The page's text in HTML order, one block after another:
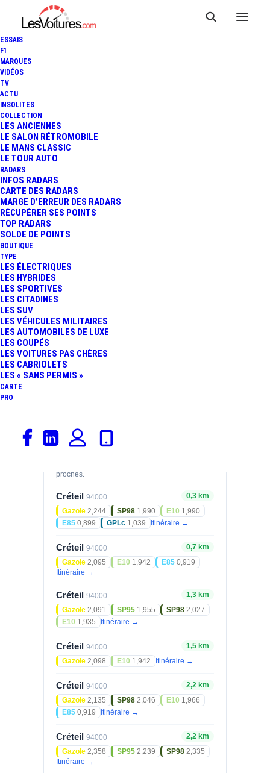
ESSAIS
F1
MARQUES
VIDÉOS
TV
ACTU
INSOLITES
COLLECTION
LES ANCIENNES
LE SALON RÉTROMOBILE
LE MANS CLASSIC
LE TOUR AUTO
RADARS
INFOS RADARS
CARTE DES RADARS
MARGE D’ERREUR DES RADARS
RÉCUPÉRER SES POINTS
TOP RADARS
SOLDE DE POINTS
BOUTIQUE
TYPE
LES ÉLECTRIQUES
LES HYBRIDES
LES SPORTIVES
LES CITADINES
LES SUV
LES VÉHICULES MILITAIRES
LES AUTOMOBILES DE LUXE
LES COUPÉS
LES VOITURES PAS CHÈRES
LES CABRIOLETS
LES « SANS PERMIS »
CARTE
PRO
Prix des carburants
07/08/2026
1,943€/L
Stations à proximité
proches.
Créteil 94000
0,3 km
Gazole 2,244 SP98 1,990 E10 1,990
E85 0,899 GPLc 1,039 Itinéraire →
Créteil 94000
0,7 km
Gazole 2,095 E10 1,942 E85 0,919
Itinéraire →
Créteil 94000
1,3 km
Gazole 2,091 SP95 1,955 SP98 2,027
E10 1,935 Itinéraire →
Créteil 94000
1,5 km
Gazole 2,098 E10 1,942 Itinéraire →
Créteil 94000
2,2 km
Gazole 2,135 SP98 2,046 E10 1,966
E85 0,919 Itinéraire →
Créteil 94000
2,2 km
Gazole 2,358 SP95 2,239 SP98 2,335
Itinéraire →